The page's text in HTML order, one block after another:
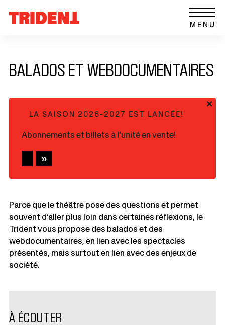
d'accueil
du
MENU
BALADOS ET WEBDOCUMENTAIRES
+
LA SAISON 2026-2027 EST LANCÉE!
Abonnements et billets à l'unité en vente!
Parce que le théâtre pose des questions et permet
souvent d’aller plus loin dans certaines réflexions, le
Trident vous propose des balados et des
webdocumentaires, en lien avec les spectacles
présentés, mais surtout en lien avec des enjeux de
société.
À ÉCOUTER